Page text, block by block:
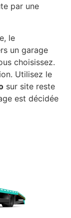
par une
le
un garage
choisissez.
Utilisez le
sur site reste
est décidée